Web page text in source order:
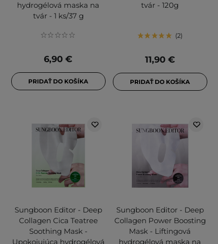
hydrogélová maska na
tvár - 1 ks/37 g
6,90 €
PRIDAŤ DO KOŠÍKA
tvár - 120g
2
11,90 €
PRIDAŤ DO KOŠÍKA
Sungboon Editor - Deep
Collagen Cica Teatree
Soothing Mask -
Upokojujúca hydrogélová
Sungboon Editor - Deep
Collagen Power Boosting
Mask - Liftingová
hydrogélová maska na